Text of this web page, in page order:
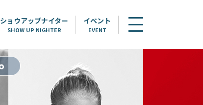
ショウアップナイター
SHOW UP NIGHTER
イベント
EVENT